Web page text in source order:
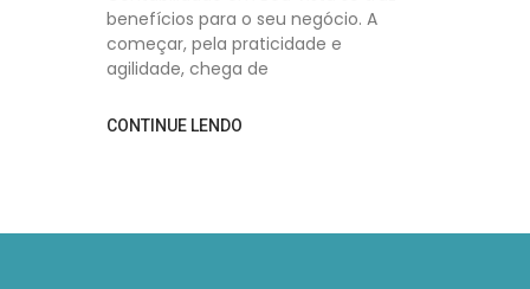
benefícios para o seu negócio. A
começar, pela praticidade e
agilidade, chega de
CONTINUE LENDO